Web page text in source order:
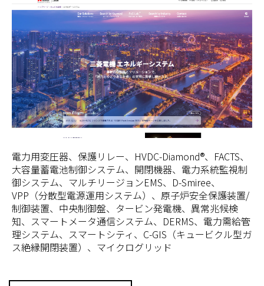
電力用変圧器、保護リレー、HVDC-Diamond®、FACTS、
大容量蓄電池制御システム、開閉機器、電力系統監視制
御システム、マルチリージョンEMS、D-Smiree、
VPP（分散型電源運用システム）、原子炉安全保護装置/
制御装置、中央制御盤、タービン発電機、異常兆候検
知、スマートメータ通信システム、DERMS、電力需給管
理システム、スマートシティ、C-GIS（キュービクル型ガ
ス絶縁開閉装置）、マイクログリッド